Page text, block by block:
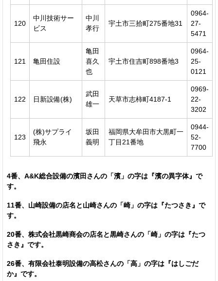
120
中川技術サー
ビス
中川
孝行
宇土市三拾町275番地31
0964-
27-
5471
121 亀田住設
亀田
喜久
也
宇土市住吉町898番地3
0964-
25-
0121
122 日新設備(株)
武田
雄一
天草市志柿町4187-1
0969-
22-
3202
123
(株)サプライ
飛永
坂田
義明
福岡県大牟田市大黒町一
丁目21番地
0944-
52-
7700
4番、A&K総合設備の濱田さんの「濱」の字は『濱の異字体』で
す。
11番、山崎設備の店名と山崎さんの「崎」の字は『たつさき』で
す。
20番、株式会社黒崎商会の店名と黒崎さんの「崎」の字は『たつ
さき』です。
26番、有限会社泰明設備の高松さんの「高」の字は『はしごだ
か』です。